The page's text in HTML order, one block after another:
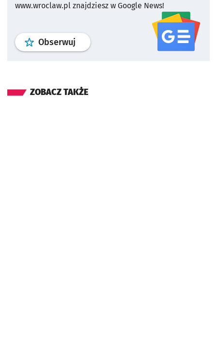
www.wroclaw.pl znajdziesz w Google News!
Obserwuj profil serwisu
ZOBACZ TAKŻE